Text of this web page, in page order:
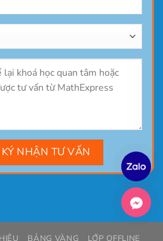
BẢNG VÀNG LỚP OFFLINE